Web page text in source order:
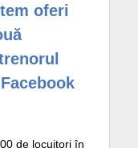
oferi
de locuitori în